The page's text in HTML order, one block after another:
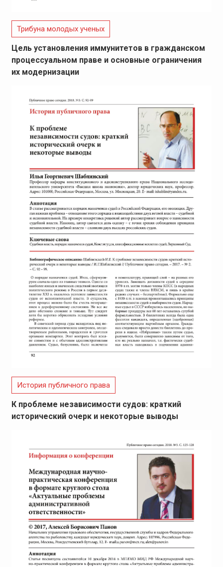
Трибуна молодых ученых
Цель установления иммунитетов в гражданском
процессуальном праве и основные ограничения
их модернизации
История публичного права
К проблеме независимости судов: краткий
исторический очерк и некоторые выводы